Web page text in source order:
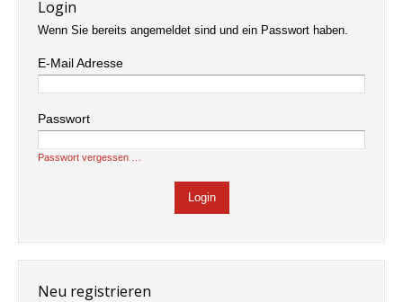
Login
Wenn Sie bereits angemeldet sind und ein Passwort haben.
E-Mail Adresse
Passwort
Passwort vergessen …
Neu registrieren